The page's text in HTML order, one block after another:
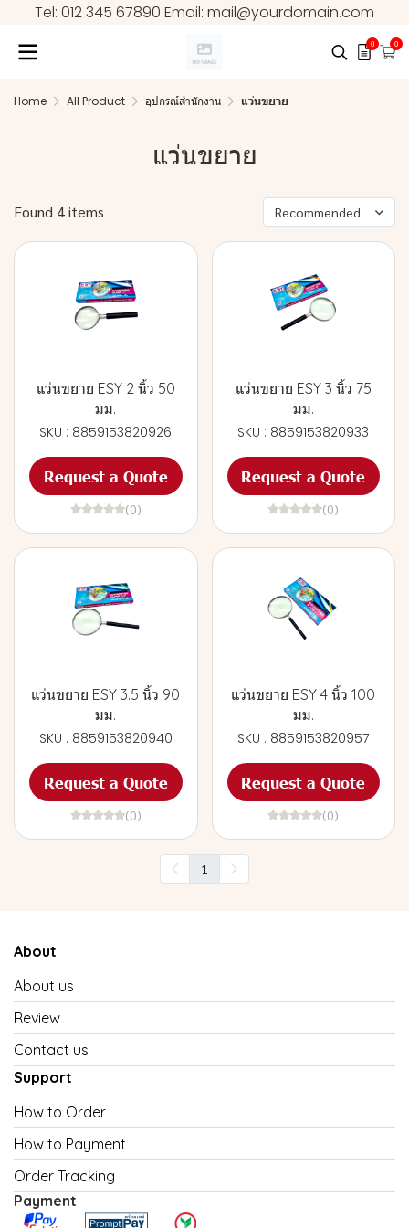
Tel: 012 345 67890 Email: mail@yourdomain.com
0 0
Home All Product อุปกรณ์สำนักงาน แว่นขยาย
แว่นขยาย
Found 4 items Recommended
แว่นขยาย ESY 2 นิ้ว 50
มม.
SKU : 8859153820926
Request a Quote
(0)
แว่นขยาย ESY 3 นิ้ว 75
มม.
SKU : 8859153820933
Request a Quote
(0)
แว่นขยาย ESY 3.5 นิ้ว 90
มม.
SKU : 8859153820940
Request a Quote
(0)
แว่นขยาย ESY 4 นิ้ว 100
มม.
SKU : 8859153820957
Request a Quote
(0)
1
About
About us
Review
Contact us
Support
How to Order
How to Payment
Order Tracking
Payment